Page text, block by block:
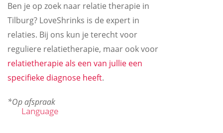
Language
Ben je op zoek naar relatie therapie in
Tilburg? LoveShrinks is de expert in
relaties. Bij ons kun je terecht voor
reguliere relatietherapie, maar ook voor
relatietherapie als een van jullie een
specifieke diagnose heeft.
*Op afspraak